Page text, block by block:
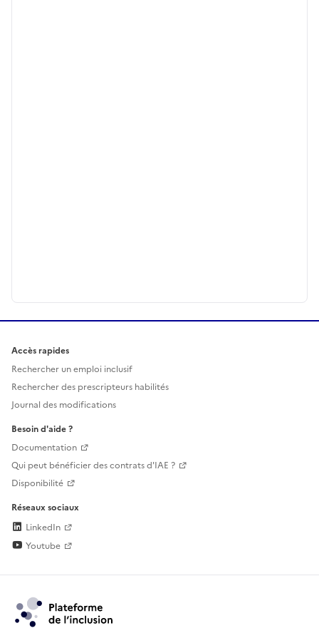
Accès rapides
Rechercher un emploi inclusif
Rechercher des prescripteurs habilités
Journal des modifications
Besoin d'aide ?
Documentation
Qui peut bénéficier des contrats d'IAE ?
Disponibilité
Réseaux sociaux
LinkedIn
Youtube